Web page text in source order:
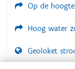
Op de
Hoog water
Geoloket